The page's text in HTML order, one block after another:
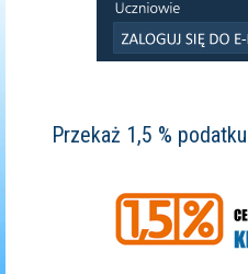
Przekaż 1,5 % podatku